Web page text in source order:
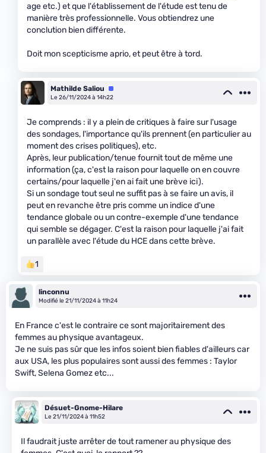
age etc.) et que l'établissement de l'étude est tenu de
manière très professionnelle. Vous obtiendrez une
conclution bien différente.
Doit mon scepticisme aprio, et peut être à tord.
Mathilde Saliou
Équipe
Le 26/11/2024 à 14h22
Je comprends : il y a plein de critiques à faire sur l'usage
des sondages, l'importance qu'ils prennent (en particulier au
moment des crises politiques), etc.
Après, leur publication/tenue fournit tout de même une
information (ça, c'est la raison pour laquelle on en couvre
certains/pour laquelle j'en ai fait une brève ici).
Si un sondage tout seul ne suffit pas à se faire un avis, il
peut en revanche être pris comme un indice d'une
tendance globale ou un contre-exemple d'une tendance
qui semble se dégager. C'est la raison pour laquelle j'ai fait
un parallèle avec l'étude du HCE dans cette brève.
1
linconnu
Modifié le 21/11/2024 à 11h24
En France c'est le contraire ce sont majoritairement des
femmes au physique avantageux.
Je ne suis pas sûr que les infos soient bien fiables d'ailleurs car
aux USA, les plus populaires sont aussi des femmes : Taylor
Swift, Selena Gomez etc...
Désuet-Gnome-Hilare
Le 21/11/2024 à 11h52
Il faudrait juste arrêter de tout ramener au physique des